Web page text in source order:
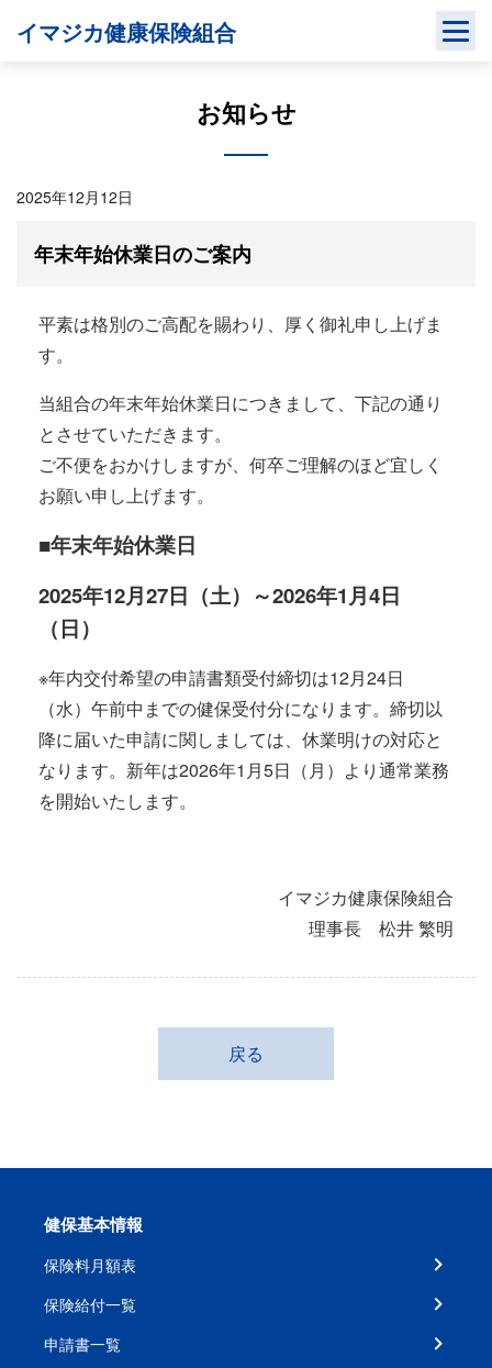
イマジカ健康保険組合
お知らせ
2025年12月12日
年末年始休業日のご案内
平素は格別のご高配を賜わり、厚く御礼申し上げま
す。
当組合の年末年始休業日につきまして、下記の通り
とさせていただきます。
ご不便をおかけしますが、何卒ご理解のほど宜しく
お願い申し上げます。
■年末年始休業日
2025年12月27日（土）～2026年1月4日
（日）
※年内交付希望の申請書類受付締切は12月24日
（水）午前中までの健保受付分になります。締切以
降に届いた申請に関しましては、休業明けの対応と
なります。新年は2026年1月5日（月）より通常業務
を開始いたします。
イマジカ健康保険組合
理事長 松井 繁明
戻る
健保基本情報
保険料月額表
保険給付一覧
申請書一覧